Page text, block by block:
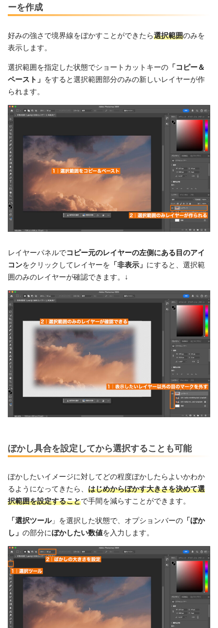
ーを作成
好みの強さで境界線をぼかすことができたら選択範囲のみを
表示します。
選択範囲を指定した状態でショートカットキーの 「コピー＆
ペースト」 をすると選択範囲部分のみの新しいレイヤーが作
られます。
レイヤーパネルでコピー元のレイヤーの左側にある目のアイ
コンをクリックしてレイヤーを 「非表示」 にすると、選択範
囲のみのレイヤーが確認できます。↓
ぼかし具合を設定してから選択することも可能
ぼかしたいイメージに対してどの程度ぼかしたらよいかわか
るようになってきたら、 はじめからぼかす大きさを決めて選
択範囲を設定することで手間を減らすことができます。
「選択ツール」を選択した状態で、オプションバーの 「ぼか
し」 の部分にぼかしたい数値を入力します。